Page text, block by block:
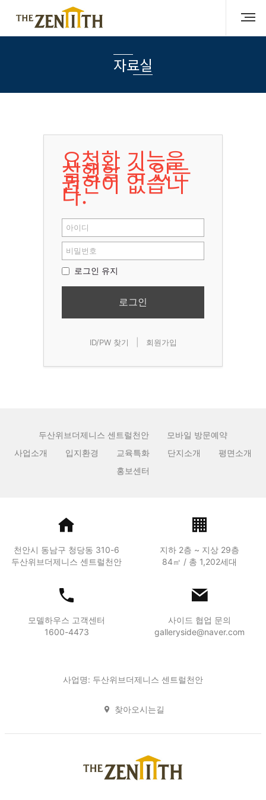
자료실
요청한 기능을
실행할 수 있는
권한이 없습니
다.
로그인 유지
로그인
ID/PW 찾기 회원가입
두산위브더제니스 센트럴천안
모바일 방문예약
사업소개
입지환경 교육특화 단지소개
평면소개
홍보센터
천안시 동남구 청당동 310-6
두산위브더제니스 센트럴천안
지하 2층 ~ 지상 29층
84㎡ / 총 1,202세대
모델하우스 고객센터
1600-4473
사이드 협업 문의
galleryside@naver.com
사업명: 두산위브더제니스 센트럴천안
찾아오시는길